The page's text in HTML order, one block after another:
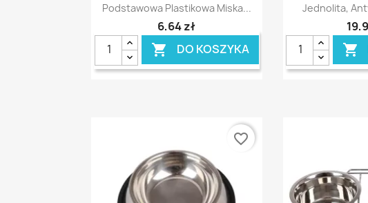
Szybki podgląd
Podstawowa Plastikowa Miska...
6,64 zł
 DO KOSZYKA

Jednolita,

favorite_border